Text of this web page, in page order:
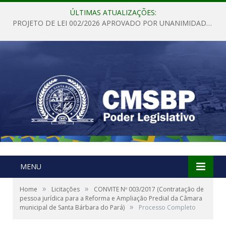
ÚLTIMAS ATUALIZAÇÕES:
PROJETO DE LEI 002/2026 APROVADO POR UNANIMIDADE EM SESSÃO ORDINÁRIA NESTA QUINTA – FEIRA 28 DE MAIO DE 2026
MENU
Home » Licitações »
CONVITE Nº 003/2017 (Contratação de
pessoa jurídica para a Reforma e Ampliação Predial da Câmara
municipal de Santa Bárbara do Pará) » Processo Completo